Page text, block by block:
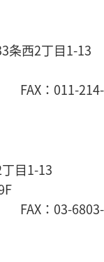
条西2丁目1-13
FAX：011-
目1-13
FAX：03-